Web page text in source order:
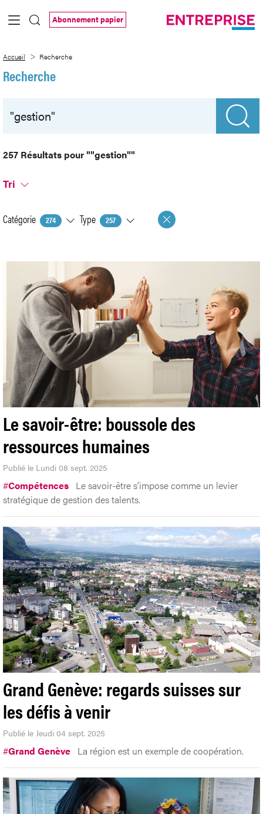
Saut au contenu principal
Abonnement papier
Accueil Recherche
Recherche
257 Résultats pour""gestion""
Tri
Catégorie 274 Type 257
Le savoir-être: boussole des
ressources humaines
Publié le Lundi 08 sept. 2025
#Compétences Le savoir-être s’impose comme un levier
stratégique de gestion des talents.
Grand Genève: regards suisses sur
les défis à venir
Publié le Jeudi 04 sept. 2025
#Grand Genève La région est un exemple de coopération.